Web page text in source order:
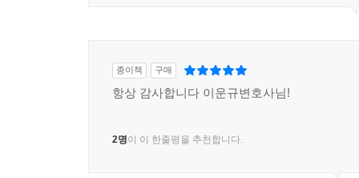
종이책 구매
항상 감사합니다 이운규변호사님!
2명이 이 한줄평을 추천합니다.